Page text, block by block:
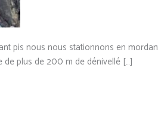
pis nous nous stationnons en
de plus de 200 m de dénivellé […]